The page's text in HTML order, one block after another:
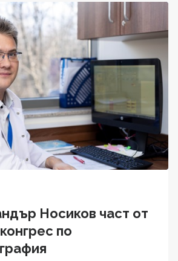
Носиков част от
по